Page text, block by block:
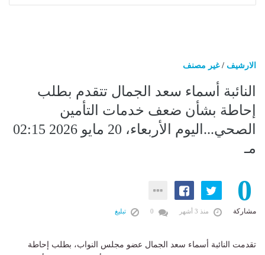
الارشيف /غير مصنف
النائبة أسماء سعد الجمال تتقدم بطلب
إحاطة بشأن ضعف خدمات التأمين
الصحي...اليوم الأربعاء، 20 مايو 2026 02:15
مـ
0
مشاركة منذ 3 أشهر تبليغ
تقدمت النائبة أسماء سعد الجمال عضو مجلس النواب، بطلب إحاطة